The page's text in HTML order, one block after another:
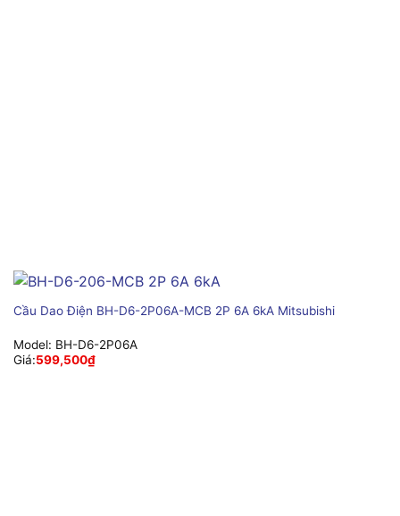
Cầu Dao Điện BH-D6-2P06A-MCB 2P 6A 6kA Mitsubishi
Model: BH-D6-2P06A
Giá:599,500₫